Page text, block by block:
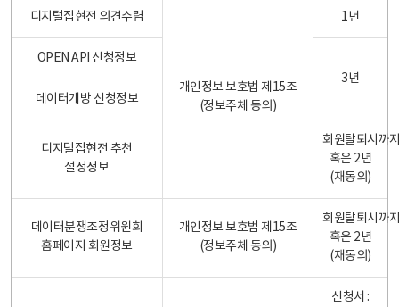
디지털집현전 의견수렴
개인정보 보호법 제15조
(정보주체 동의)
1년
OPEN API 신청정보
3년
데이터개방 신청정보
디지털집현전 추천
설정정보
회원탈퇴시까
혹은 2년
(재동의)
데이터분쟁조정위원회
홈페이지 회원정보
개인정보 보호법 제15조
(정보주체 동의)
회원탈퇴시까
혹은 2년
(재동의)
신청서 :